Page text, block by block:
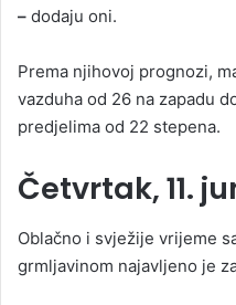
– dodaju oni.
Prema njihovoj prognozi,
vazduha od 26 na zapadu
predjelima od 22 stepena.
Četvrtak, 11.
Oblačno i svježije vrijeme
grmljavinom najavljeno je